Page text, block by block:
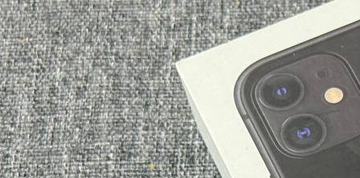
похищенный сотовый
телефон
Происшествия
08.01.2026 15:20376